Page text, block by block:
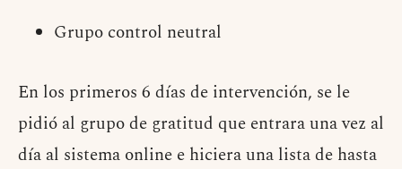
Grupo control neutral
En los primeros 6 días de intervención, se le
pidió al grupo de gratitud que entrara una vez al
día al sistema online e hiciera una lista de hasta